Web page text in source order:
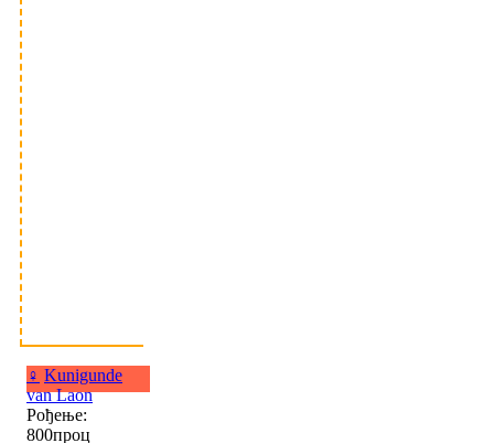
♀ Kunigunde
van Laon
Рођење:
800проц